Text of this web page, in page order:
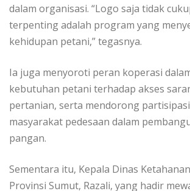
dalam organisasi. “Logo saja tidak
terpenting adalah program yang
kehidupan petani,” tegasnya.
Ia juga menyoroti peran koperasi
kebutuhan petani terhadap akses
pertanian, serta mendorong
masyarakat pedesaan dalam
pangan.
Sementara itu, Kepala Dinas
Provinsi Sumut, Razali, yang hadir